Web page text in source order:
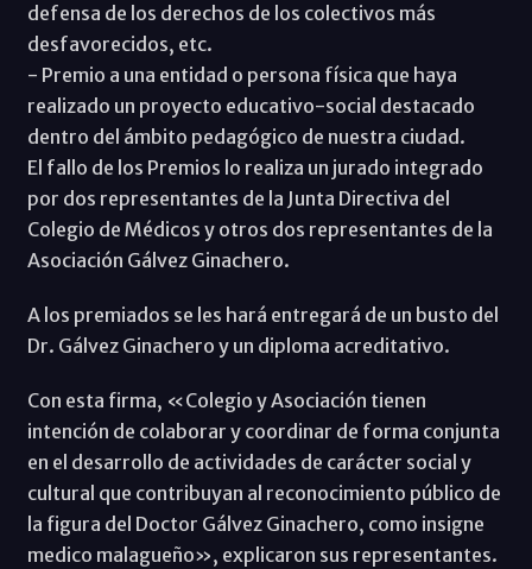
defensa de los derechos de los colectivos más
desfavorecidos, etc.
- Premio a una entidad o persona física que haya
realizado un proyecto educativo-social destacado
dentro del ámbito pedagógico de nuestra ciudad.
El fallo de los Premios lo realiza un jurado integrado
por dos representantes de la Junta Directiva del
Colegio de Médicos y otros dos representantes de la
Asociación Gálvez Ginachero.
A los premiados se les hará entregará de un busto del
Dr. Gálvez Ginachero y un diploma acreditativo.
Con esta firma, «Colegio y Asociación tienen
intención de colaborar y coordinar de forma conjunta
en el desarrollo de actividades de carácter social y
cultural que contribuyan al reconocimiento público de
la figura del Doctor Gálvez Ginachero, como insigne
medico malagueño», explicaron sus representantes.